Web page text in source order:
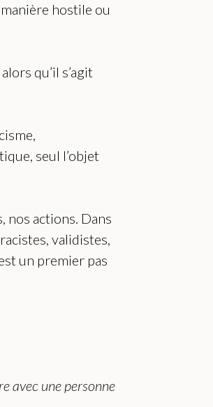
hostile ou
qu’il s’agit
seul l’objet
nos actions. Dans
validistes,
un premier pas
avec une personne